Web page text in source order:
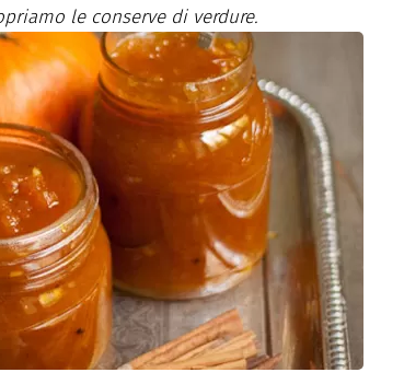
Conserve
Ricette di base
Bevande
Papàle conserve di verdure.